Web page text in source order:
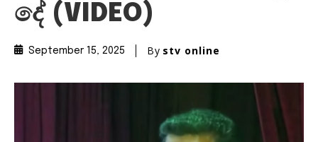
දේ (VIDEO)
September 15, 2025 By stv online